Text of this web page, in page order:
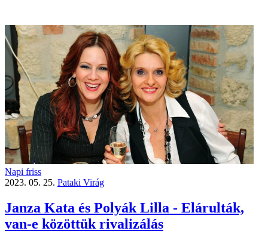
Napi friss
2023. 05. 25. Pataki Virág
Janza Kata és Polyák Lilla - Elárulták,
van-e közöttük rivalizálás